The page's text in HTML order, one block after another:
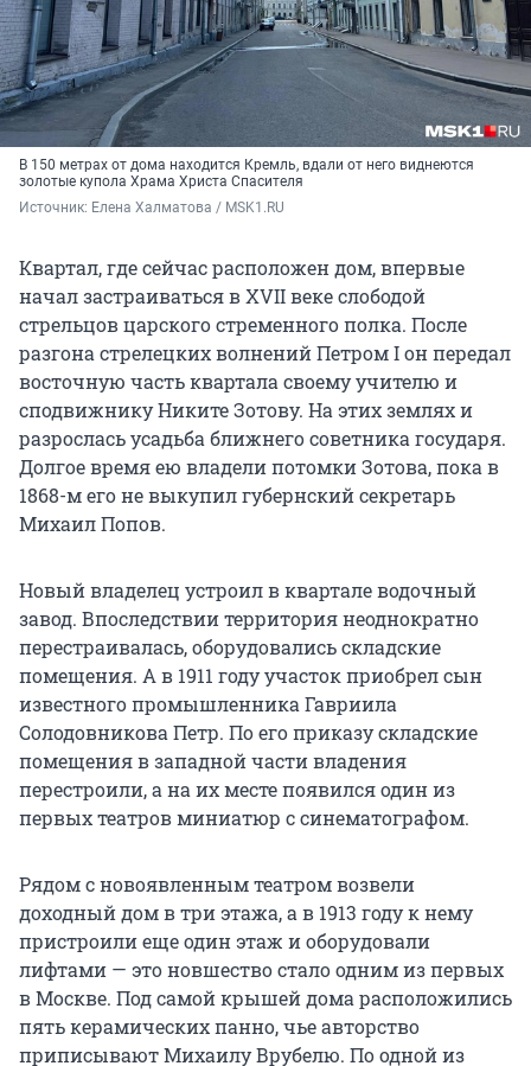
В 150 метрах от дома находится Кремль, вдали от него виднеются
золотые купола Храма Христа Спасителя
Источник: Елена Халматова / MSK1.RU
Квартал, где сейчас расположен дом, впервые
начал застраиваться в XVII веке слободой
стрельцов царского стременного полка. После
разгона стрелецких волнений Петром I он передал
восточную часть квартала своему учителю и
сподвижнику Никите Зотову. На этих землях и
разрослась усадьба ближнего советника государя.
Долгое время ею владели потомки Зотова, пока в
1868-м его не выкупил губернский секретарь
Михаил Попов.
Новый владелец устроил в квартале водочный
завод. Впоследствии территория неоднократно
перестраивалась, оборудовались складские
помещения. А в 1911 году участок приобрел сын
известного промышленника Гавриила
Солодовникова Петр. По его приказу складские
помещения в западной части владения
перестроили, а на их месте появился один из
первых театров миниатюр с синематографом.
Рядом с новоявленным театром возвели
доходный дом в три этажа, а в 1913 году к нему
пристроили еще один этаж и оборудовали
лифтами — это новшество стало одним из первых
в Москве. Под самой крышей дома расположились
пять керамических панно, чье авторство
приписывают Михаилу Врубелю. По одной из